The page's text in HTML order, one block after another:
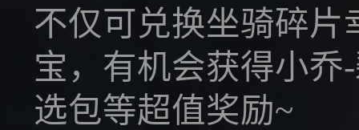
不仅可兑换坐骑碎
宝，有机会获得小乔
选包等超值奖励~